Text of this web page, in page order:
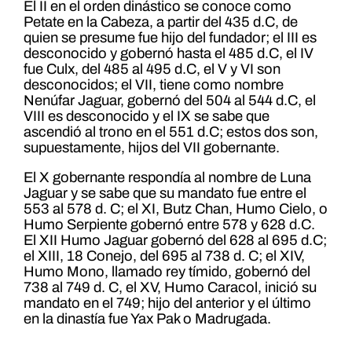
El II en el orden dinástico se conoce como
Petate en la Cabeza, a partir del 435 d.C, de
quien se presume fue hijo del fundador; el III es
desconocido y gobernó hasta el 485 d.C, el IV
fue Culx, del 485 al 495 d.C, el V y VI son
desconocidos; el VII, tiene como nombre
Nenúfar Jaguar, gobernó del 504 al 544 d.C, el
VIII es desconocido y el IX se sabe que
ascendió al trono en el 551 d.C; estos dos son,
supuestamente, hijos del VII gobernante.
El X gobernante respondía al nombre de Luna
Jaguar y se sabe que su mandato fue entre el
553 al 578 d. C; el XI, Butz Chan, Humo Cielo, o
Humo Serpiente gobernó entre 578 y 628 d.C.
El XII Humo Jaguar gobernó del 628 al 695 d.C;
el XIII, 18 Conejo, del 695 al 738 d. C; el XIV,
Humo Mono, llamado rey tímido, gobernó del
738 al 749 d. C, el XV, Humo Caracol, inició su
mandato en el 749; hijo del anterior y el último
en la dinastía fue Yax Pak o Madrugada.